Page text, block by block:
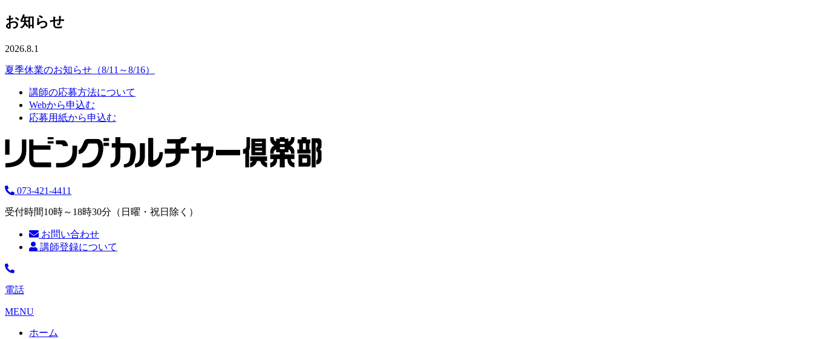
お知らせ
2026.8.1
夏季休業のお知らせ（8/11～8/16）
講師の応募方法について
Webから申込む
応募用紙から申込む
073-421-4411
受付時間10時～18時30分（日曜・祝日除く）
お問い合わせ
講師登録について
電話
MENU
ホーム